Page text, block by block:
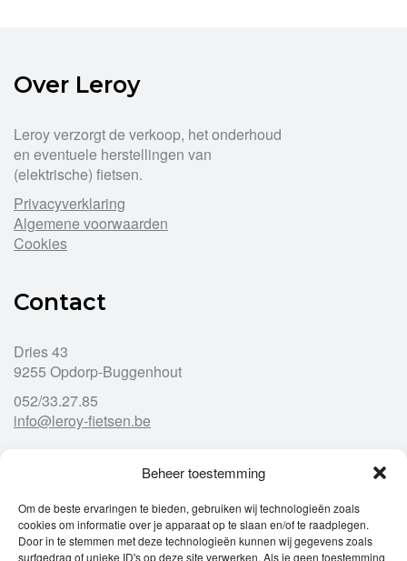
Beheer toestemming
Om de beste ervaringen te bieden, gebruiken wij technologieën zoals
cookies om informatie over je apparaat op te slaan en/of te raadplegen.
Door in te stemmen met deze technologieën kunnen wij gegevens zoals
surfgedrag of unieke ID's op deze site verwerken. Als je geen toestemming
Over Leroy
Leroy verzorgt de verkoop, het onderhoud
en eventuele herstellingen van
(elektrische) fietsen.
Privacyverklaring
Algemene voorwaarden
Cookies
Contact
Dries 43
9255 Opdorp-Buggenhout
052/33.27.85
info@leroy-fietsen.be
Openingsuren
Ma
gesloten
Di
9u – 12u
13u – 18u00